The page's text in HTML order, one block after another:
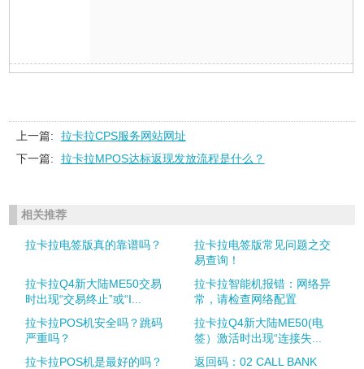
上一篇:
拉卡拉CPS服务网站网址
下一篇:
拉卡拉MPOS达标返现发放流程是什么？
相关推荐
拉卡拉电签版真的靠谱吗？
拉卡拉电签版常见问题之交
易查询！
拉卡拉Q4新大陆ME50交易
时出现“交易终止”或“I...
拉卡拉智能机报错：网络异
常，请检查网络配置
拉卡拉POS机安全吗？跳码
严重吗？
拉卡拉Q4新大陆ME50(电
签）激活时出现“连接失...
拉卡拉POS机是最好的吗？
返回码：02 CALL BANK